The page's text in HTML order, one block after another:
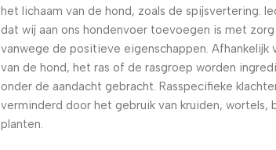
het lichaam van de hond, zoals de spijsvertering.
dat wij aan ons hondenvoer toevoegen is met
vanwege de positieve eigenschappen. Afhankelijk
van de hond, het ras of de rasgroep worden
onder de aandacht gebracht. Rasspecifieke
verminderd door het gebruik van kruiden, wortels,
planten.